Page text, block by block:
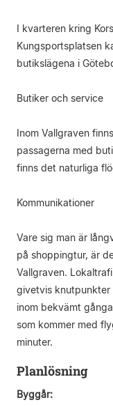
I kvarteren kring
Kungsportsplatsen
butikslägena i
Butiker och service
Inom Vallgraven
passagerna med
finns det naturliga
Kommunikationer
Vare sig man är
på shoppingtur, är
Vallgraven.
givetvis knutpunkter
inom bekvämt
som kommer med
minuter.
Planlösning
Byggår: